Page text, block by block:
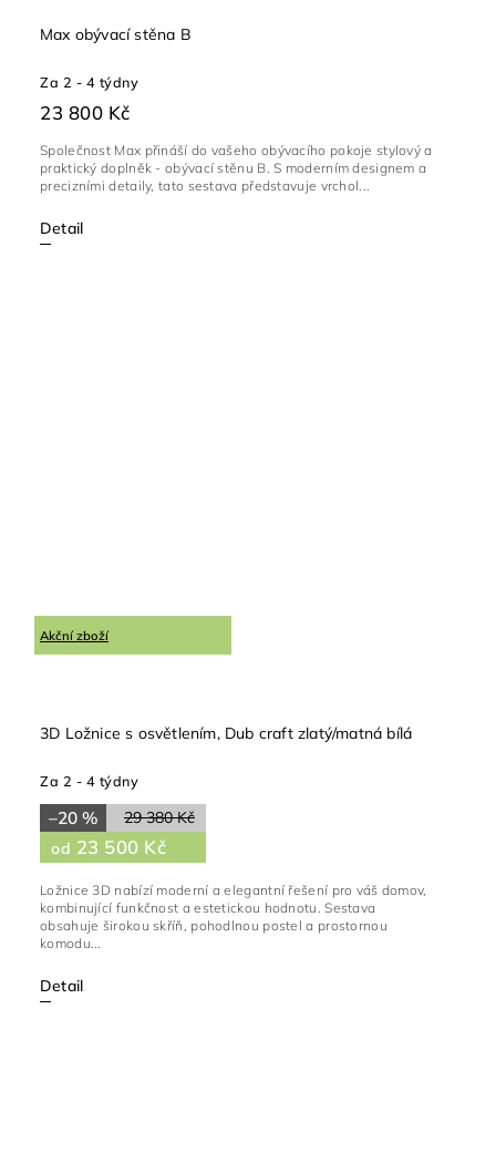
Max obývací stěna B
Za 2 - 4 týdny
23 800 Kč
Detail
Společnost Max přináší do vašeho obývacího pokoje stylový a
praktický doplněk - obývací stěnu B. S moderním designem a
precizními detaily, tato sestava představuje vrchol...
Akční zboží
3D Ložnice s osvětlením, Dub craft zlatý/matná bílá
Za 2 - 4 týdny
29 380 Kč
–20 %
od 23 500 Kč
Detail
Ložnice 3D nabízí moderní a elegantní řešení pro váš domov,
kombinující funkčnost a estetickou hodnotu. Sestava
obsahuje širokou skříň, pohodlnou postel a prostornou
komodu...